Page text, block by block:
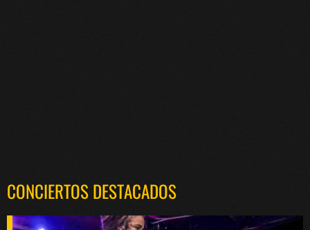
CONCIERTOS DESTACADOS